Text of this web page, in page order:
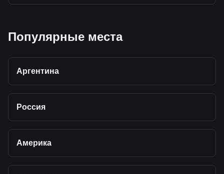
Популярные места
Аргентина
Россия
Америка